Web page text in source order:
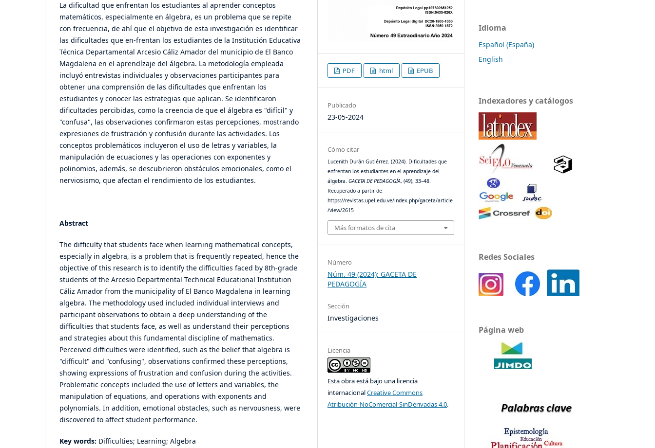
La dificultad que enfrentan los estudiantes al aprender conceptos
matemáticos, especialmente en álgebra, es un problema que se repite
con frecuencia, de ahí que el objetivo de esta investigación es identificar
las dificultades que en-frentan los estudiantes de la Institución Educativa
Técnica Departamental Arcesio Cáliz Amador del municipio de El Banco
Magdalena en el aprendízaje del álgebra. La metodología empleada
incluyó entrevistas individuales y observaciones participantes para
obtener una comprensión de las dificultades que enfrentan los
estudiantes y conocer las estrategias que aplican. Se identificaron
dificultades percibidas, como la creencia de que el álgebra es "difícil" y
"confusa", las observaciones confirmaron estas percepciones, mostrando
expresiones de frustración y confusión durante las actividades. Los
conceptos problemáticos incluyeron el uso de letras y variables, la
manipulación de ecuaciones y las operaciones con exponentes y
polinomios, además, se descubrieron obstáculos emocionales, como el
nerviosismo, que afectan el rendimiento de los estudiantes.
Abstract
The difficulty that students face when learning mathematical concepts,
especially in algebra, is a problem that is frequently repeated, hence the
objective of this research is to identify the difficulties faced by 8th-grade
students of the Arcesio Departmental Technical Educational Institution
Cáliz Amador from the municipality of El Banco Magdalena in learning
algebra. The methodology used included individual interviews and
participant observations to obtain a deep understanding of the
difficulties that students face, as well as understand their perceptions
and strategies about this fundamental discipline of mathematics.
Perceived difficulties were identified, such as the belief that algebra is
"difficult" and "confusing", observations confirmed these perceptions,
showing expressions of frustration and confusion during the activities.
Problematic concepts included the use of letters and variables, the
manipulation of equations, and operations with exponents and
polynomials. In addition, emotional obstacles, such as nervousness, were
discovered to affect student performance.
Key words: Difficulties; Learning; Algebra
PDF html EPUB
Publicado
23-05-2024
Cómo citar
Lucenith Durán Gutiérrez. (2024). Dificultades que
enfrentan los estudiantes en el aprendizaje del
álgebra.GACETA DE PEDAGOGÍA, (49), 33–48.
Recuperado a partir de
https://revistas.upel.edu.ve/index.php/gaceta/article
/view/2615
Más formatos de cita
Número
Núm. 49 (2024): GACETA DE
PEDAGOGÍA
Sección
Investigaciones
Licencia
Esta obra está bajo una licencia
internacionalCreative Commons
Atribución-NoComercial-SinDerivadas 4.0.
Idioma
Español (España)
English
Indexadores y catálogos
Redes Sociales
Página web